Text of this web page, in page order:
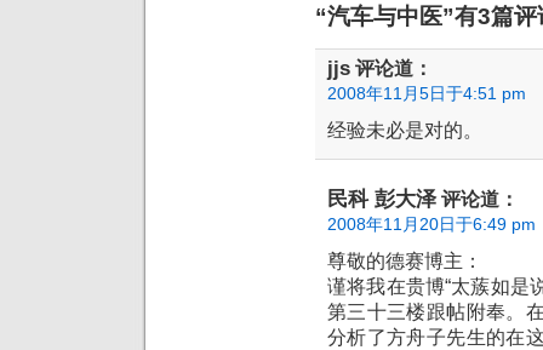
“汽车与中医”有3篇评
jjs 评论道：
2008年11月5日于4:51 pm
经验未必是对的。
民科 彭大泽评论道：
2008年11月20日于6:49 pm
尊敬的德赛博主：
谨将我在贵博“太蔟如是
第三十三楼跟帖附奉。
分析了方舟子先生的在